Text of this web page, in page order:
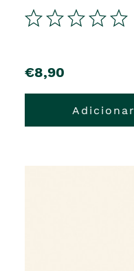
€8,90
Adicionar